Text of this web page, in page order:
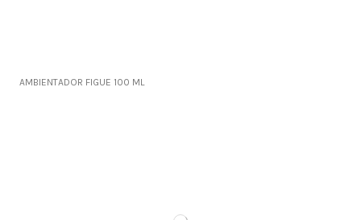
AMBIENTADOR FIGUE 100 ML